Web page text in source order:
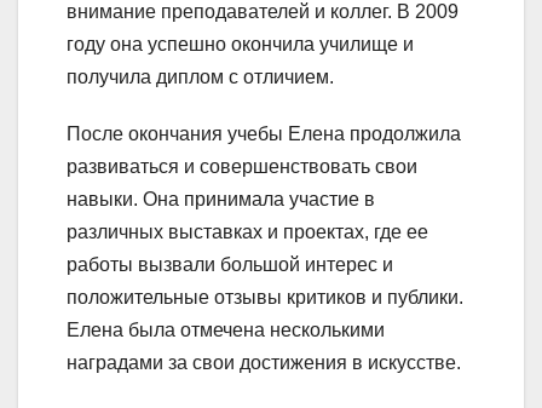
внимание преподавателей и коллег. В 2009
году она успешно окончила училище и
получила диплом с отличием.
После окончания учебы Елена продолжила
развиваться и совершенствовать свои
навыки. Она принимала участие в
различных выставках и проектах, где ее
работы вызвали большой интерес и
положительные отзывы критиков и публики.
Елена была отмечена несколькими
наградами за свои достижения в искусстве.